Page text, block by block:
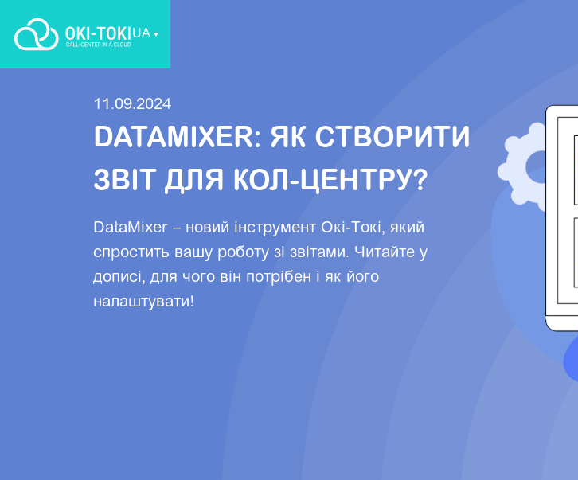
UA
11.09.2024
DATAMIXER: ЯК СТВОРИТИ
ЗВІТ ДЛЯ КОЛ-ЦЕНТРУ?
DataMixer – новий інструмент Окі-Токі, який
спростить вашу роботу зі звітами. Читайте у
дописі, для чого він потрібен і як його
налаштувати!